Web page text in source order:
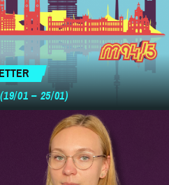
01 – 25/01)